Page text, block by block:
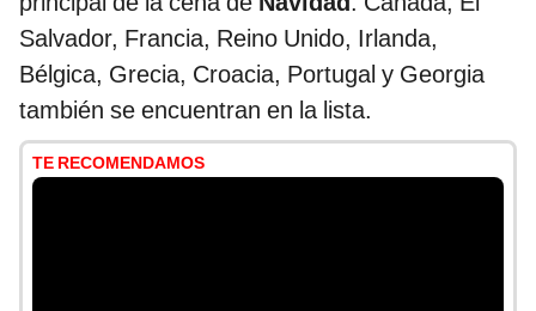
Salvador, Francia, Reino Unido, Irlanda,
Bélgica, Grecia, Croacia, Portugal y Georgia
también se encuentran en la lista.
TE RECOMENDAMOS